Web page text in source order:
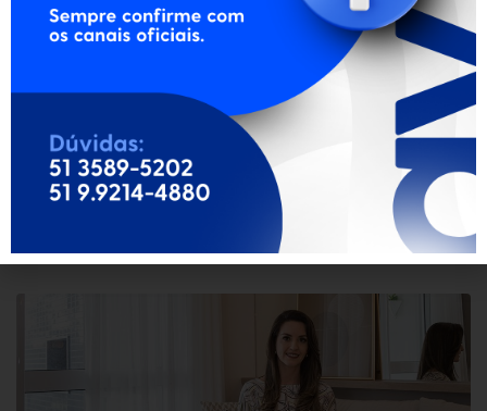
tendências de decoração para 2021
Quando pensamos em tendências de arquitetura e design
de interiores para o ano de 2021, não podemos perder de
vista que estamos sob a influência de um ano totalmente
atípico, dominado por uma pandemia que nos deixou
muito mais caseiros que o nosso normal. E o que se
verificou com...